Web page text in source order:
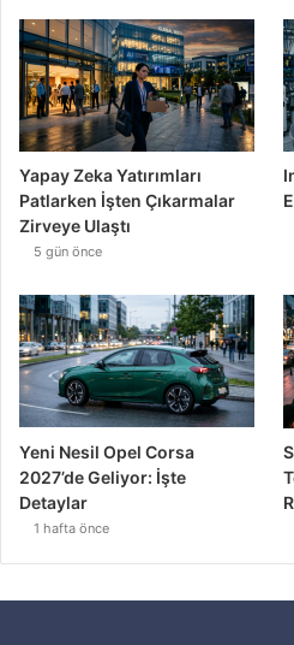
Yapay Zeka Yatırımları
Patlarken İşten Çıkarmalar
Zirveye Ulaştı
5 gün önce
Yeni Nesil Opel Corsa
2027’de Geliyor: İşte
Detaylar
1 hafta önce